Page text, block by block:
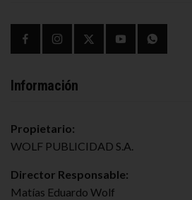
Información
Propietario:
WOLF PUBLICIDAD S.A.
Director Responsable:
Matías Eduardo Wolf